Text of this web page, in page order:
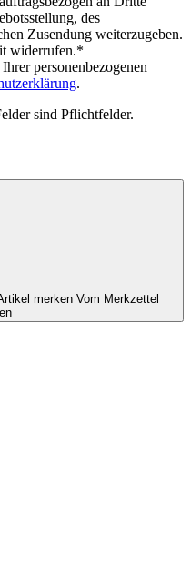
des
Zusendung weiterzugeben.
widerrufen.*
personenbezogenen
.
sind Pflichtfelder.
merken Vom Merkzettel